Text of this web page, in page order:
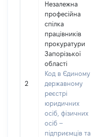
2
Незалежна
професійна
спілка
працівників
прокуратури
Запорізької
області
Код в Єдиному
державному
реєстрі
юридичних
осіб, фізичних
осіб –
підприємців та